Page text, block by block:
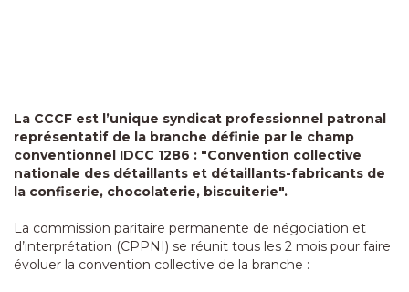
La CCCF est l’unique syndicat professionnel patronal
représentatif de la branche définie par le champ
conventionnel IDCC 1286 : "Convention collective
nationale des détaillants et détaillants-fabricants de
la confiserie, chocolaterie, biscuiterie".
La commission paritaire permanente de négociation et
d’interprétation (CPPNI) se réunit tous les 2 mois pour faire
évoluer la convention collective de la branche :